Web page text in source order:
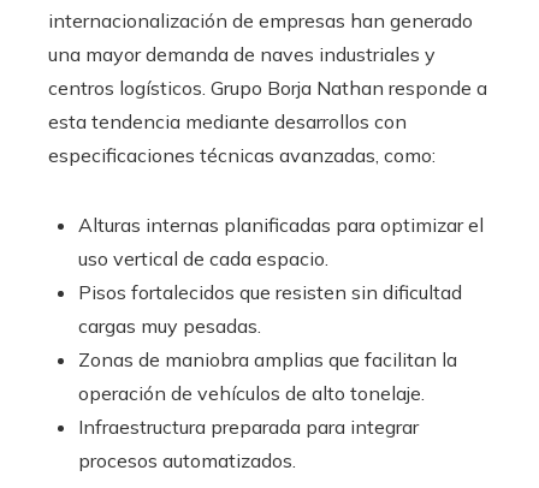
internacionalización de empresas han generado
una mayor demanda de naves industriales y
centros logísticos. Grupo Borja Nathan responde a
esta tendencia mediante desarrollos con
especificaciones técnicas avanzadas, como:
Alturas internas planificadas para optimizar el
uso vertical de cada espacio.
Pisos fortalecidos que resisten sin dificultad
cargas muy pesadas.
Zonas de maniobra amplias que facilitan la
operación de vehículos de alto tonelaje.
Infraestructura preparada para integrar
procesos automatizados.